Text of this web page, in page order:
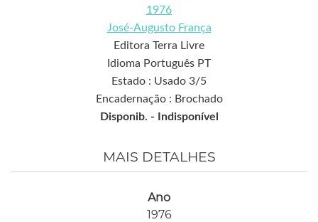
1976
José-Augusto França
Editora Terra Livre
Idioma Português PT
Estado : Usado 3/5
Encadernação : Brochado
Disponib. - Indisponível
MAIS DETALHES
Ano
1976